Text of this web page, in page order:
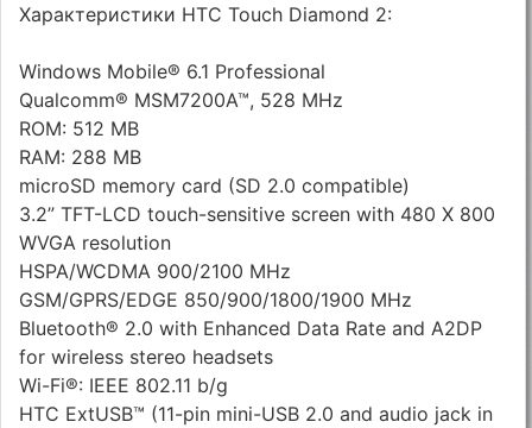
Характеристики HTC Touch Diamond 2:
Windows Mobile® 6.1 Professional
Qualcomm® MSM7200A™, 528 MHz
ROM: 512 MB
RAM: 288 MB
microSD memory card (SD 2.0 compatible)
3.2” TFT-LCD touch-sensitive screen with 480 X 800
WVGA resolution
HSPA/WCDMA 900/2100 MHz
GSM/GPRS/EDGE 850/900/1800/1900 MHz
Bluetooth® 2.0 with Enhanced Data Rate and A2DP
for wireless stereo headsets
Wi-Fi®: IEEE 802.11 b/g
HTC ExtUSB™ (11-pin mini-USB 2.0 and audio jack in